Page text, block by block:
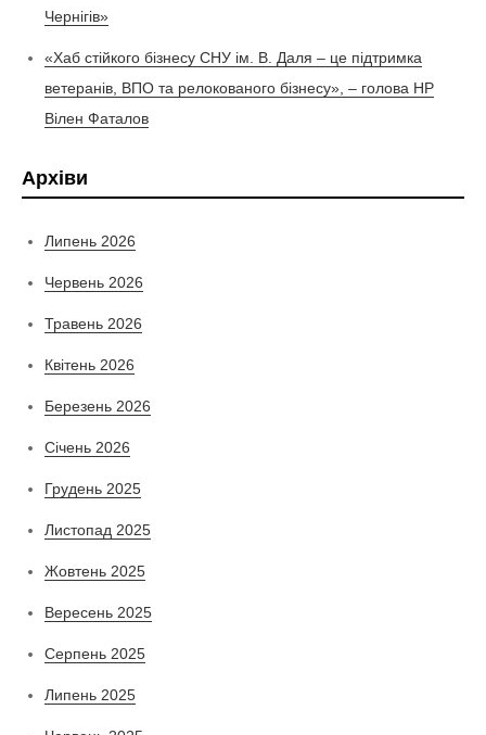
Чернігів»
«Хаб стійкого бізнесу СНУ ім. В. Даля – це підтримка
ветеранів, ВПО та релокованого бізнесу», – голова НР
Вілен Фаталов
Архіви
Липень 2026
Червень 2026
Травень 2026
Квітень 2026
Березень 2026
Січень 2026
Грудень 2025
Листопад 2025
Жовтень 2025
Вересень 2025
Серпень 2025
Липень 2025